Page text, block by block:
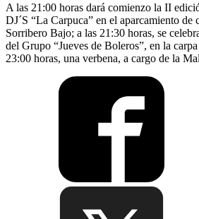
A las 21:00 horas dará comienzo la II
DJ´S “La Carpuca” en el aparcamiento de
Sorribero Bajo; a las 21:30 horas, se
del Grupo “Jueves de Boleros”, en la
23:00 horas, una verbena, a cargo de la